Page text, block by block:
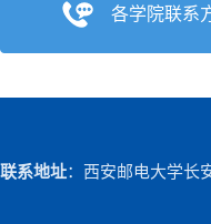
各学院联系
联系地址：西安邮电大学长